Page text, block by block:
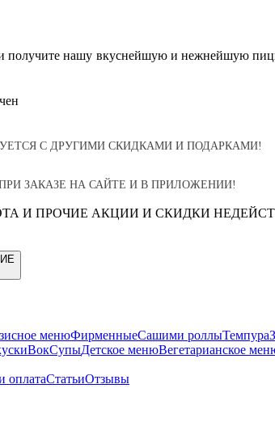
получите нашу вкуснейшую и нежнейшую
С ДРУГИМИ СКИДКАМИ И ПОДАРКАМИ!
ЗАКАЗЕ НА САЙТЕ И В ПРИЛОЖЕНИИ!
И ПРОЧИЕ АКЦИИ И СКИДКИ
менюФирменныеСашими роллыТемпура
ВокСупыДетское менюВегетарианское
оплатаСтатьиОтзывы